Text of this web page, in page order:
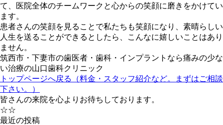
て、医院全体のチームワークと心からの笑顔に磨きをかけてい
ます。
患者さんの笑顔を見ることで私たちも笑顔になり、素晴らしい
人生を送ることができるとしたら、こんなに嬉しいことはあり
ません。
筑西市・下妻市の歯医者・歯科・インプラントなら痛みの少な
い治療の山口歯科クリニック
トップページへ戻る（料金・スタッフ紹介など。まずはご相談
下さい。）
皆さんの来院を心よりお待ちしております。
☆☆
最近の投稿